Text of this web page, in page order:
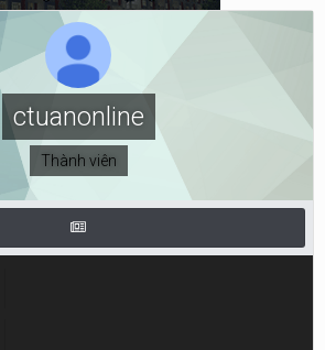
ctuanonline
Thành viên